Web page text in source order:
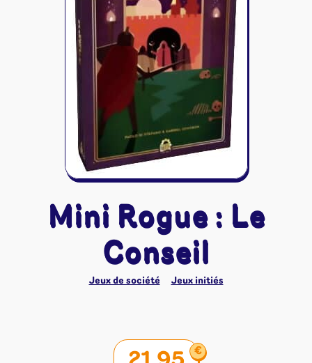
Naruto Mythos
Autres
Tapis de jeu
Mini Rogue : Le
Conseil
Jeux de société Jeux initiés
€